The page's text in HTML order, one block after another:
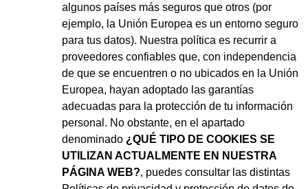
algunos países más seguros que otros (por
ejemplo, la Unión Europea es un entorno seguro
para tus datos). Nuestra política es recurrir a
proveedores confiables que, con independencia
de que se encuentren o no ubicados en la Unión
Europea, hayan adoptado las garantías
adecuadas para la protección de tu información
personal. No obstante, en el apartado
denominado ¿QUÉ TIPO DE COOKIES SE
UTILIZAN ACTUALMENTE EN NUESTRA
PÁGINA WEB?, puedes consultar las distintas